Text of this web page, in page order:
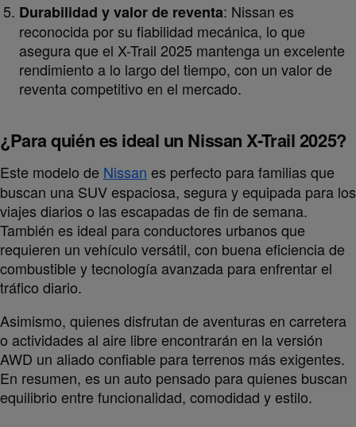
Durabilidad y valor de reventa: Nissan es
reconocida por su fiabilidad mecánica, lo que
asegura que el X-Trail 2025 mantenga un excelente
rendimiento a lo largo del tiempo, con un valor de
reventa competitivo en el mercado.
¿Para quién es ideal un Nissan X-Trail 2025?
Este modelo de Nissan es perfecto para familias que
buscan una SUV espaciosa, segura y equipada para los
viajes diarios o las escapadas de fin de semana.
También es ideal para conductores urbanos que
requieren un vehículo versátil, con buena eficiencia de
combustible y tecnología avanzada para enfrentar el
tráfico diario.
Asimismo, quienes disfrutan de aventuras en carretera
o actividades al aire libre encontrarán en la versión
AWD un aliado confiable para terrenos más exigentes.
En resumen, es un auto pensado para quienes buscan
equilibrio entre funcionalidad, comodidad y estilo.